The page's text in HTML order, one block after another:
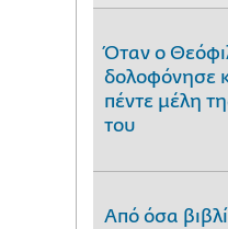
Όταν ο
δολοφόνησε
πέντε μέλη
του
Από όσα